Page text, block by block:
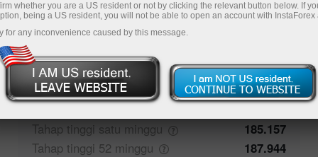
182.523
182.258
Maklum balas pedagang
Penutupan
182.144
Tahap tinggi satu minggu
185.157
Tahap tinggi 52 minggu
187.944
whether you are a US resident or not by clicking the relevant button below. If
being a US resident, you will not be able to open an account with InstaForex
for any inconvenience caused by this message.